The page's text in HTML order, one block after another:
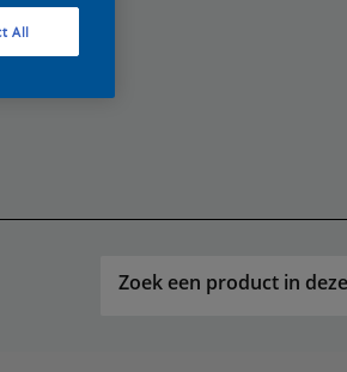
Zoek een product in
All